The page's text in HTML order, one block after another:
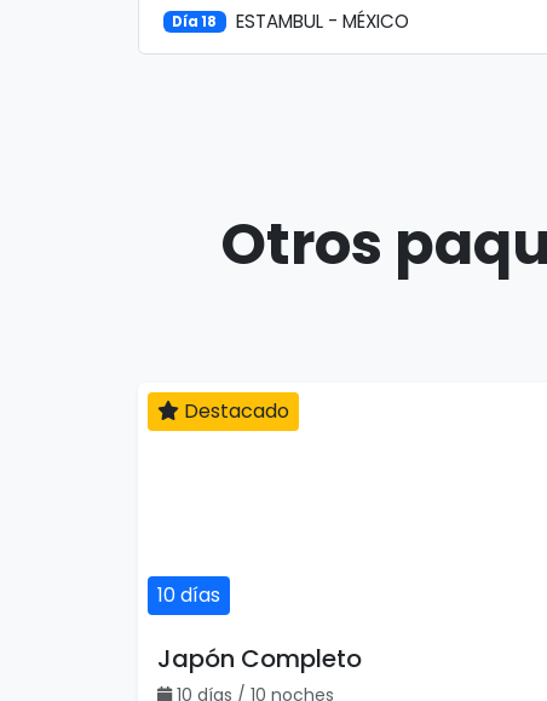
Día 18 ESTAMBUL - MÉXICO
Otros
10 días
Destacado
Japón Completo
10 días / 10 noches